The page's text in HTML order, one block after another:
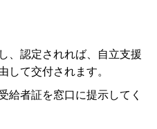
、認定されれば、自立支援
して交付されます。
者証を窓口に提示してく